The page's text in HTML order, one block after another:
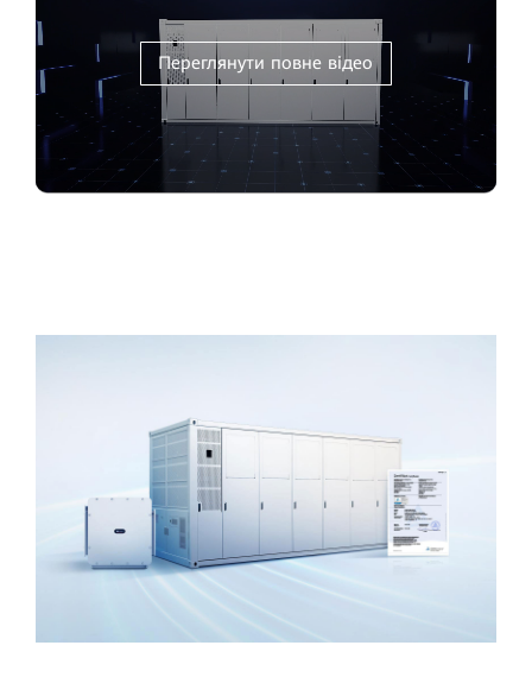
Переглянути повне відео